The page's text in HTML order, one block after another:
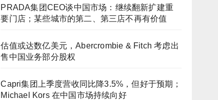
PRADA集团CEO谈中国市场：继续翻新扩建重
要门店；某些城市的第二、第三店不再有价值
估值或达数亿美元，Abercrombie & Fitch 考虑出
售中国业务部分股权
Capri集团上季度营收同比降3.5%，但好于预期；
Michael Kors 在中国市场持续向好